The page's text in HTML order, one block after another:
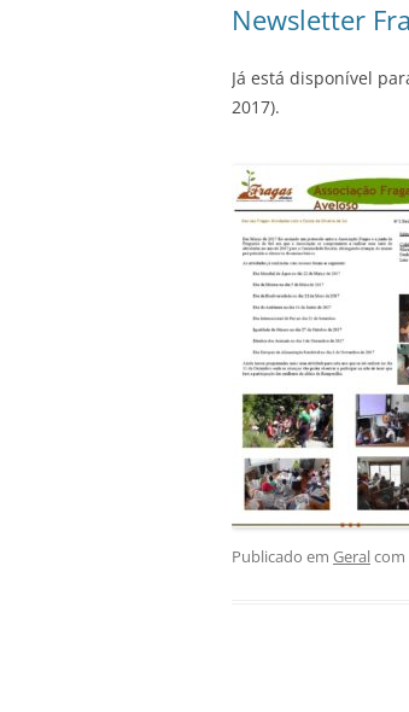
Newsletter
Já está disponível
2017).
Publicado em Geralcom